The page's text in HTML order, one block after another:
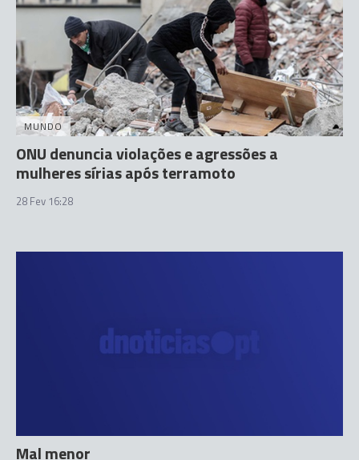
MUNDO
ONU denuncia violações e agressões a
mulheres sírias após terramoto
28 Fev 16:28
Mal menor